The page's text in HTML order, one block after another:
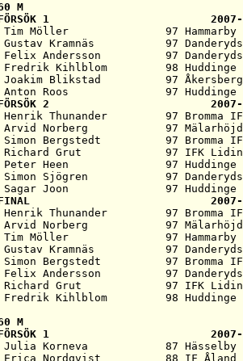
M
1
Tim Möller               97 Hammarby
Gustav Kramnäs           97
Felix Andersson          97
Fredrik Kihlblom         98 Huddinge
Joakim Blikstad          97
Anton Roos               97 Huddinge
2
Henrik Thunander         97 Bromma
Arvid Norberg            97
Simon Bergstedt          97 Bromma
Richard Grut             97 IFK
Peter Heen               97 Huddinge
Simon Sjögren            97
Sagar Joon               97 Huddinge
Henrik Thunander         97 Bromma
Arvid Norberg            97
Tim Möller               97 Hammarby
Gustav Kramnäs           97
Simon Bergstedt          97 Bromma
Felix Andersson          97
Richard Grut             97 IFK
M
1
Julia Korneva            87 Hässelby
Erica Nordqvist          88 IF Åland